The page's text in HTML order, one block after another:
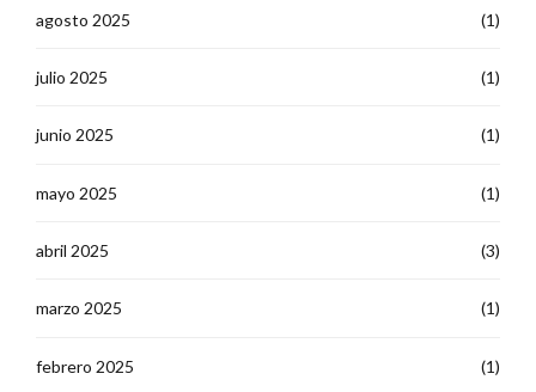
agosto 2025 (1)
julio 2025 (1)
junio 2025 (1)
mayo 2025 (1)
abril 2025 (3)
marzo 2025 (1)
febrero 2025 (1)